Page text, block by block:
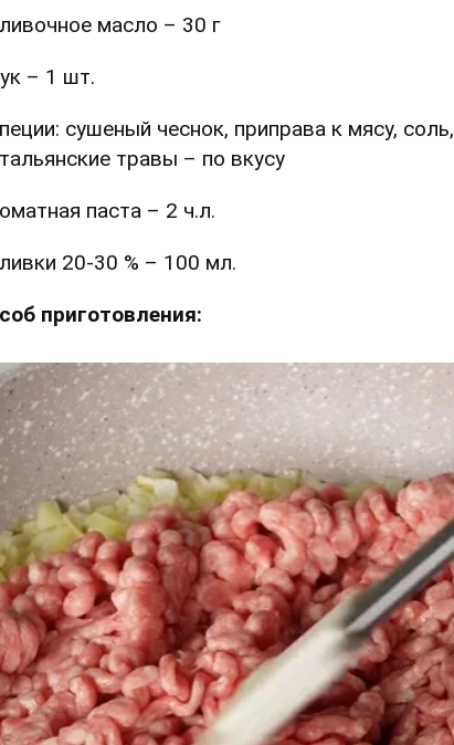
масло – 30 г
– 1 шт.
сушеный чеснок, приправа к мясу, соль,
травы – по вкусу
паста – 2 ч.л.
20-30 % – 100 мл.
приготовления: